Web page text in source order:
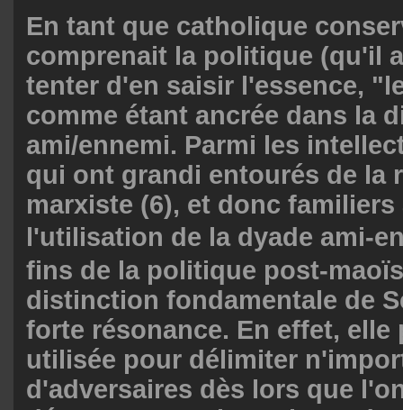
En tant que catholique
comprenait la politique (qu'il
tenter d'en saisir l'essence,
comme étant ancrée dans la
ami/ennemi. Parmi les
qui ont grandi entourés de la
marxiste (6), et donc familiers
l'utilisation de la dyade ami-
fins de la politique post-
distinction fondamentale de
forte résonance. En effet, elle
utilisée pour délimiter
d'adversaires dès lors que